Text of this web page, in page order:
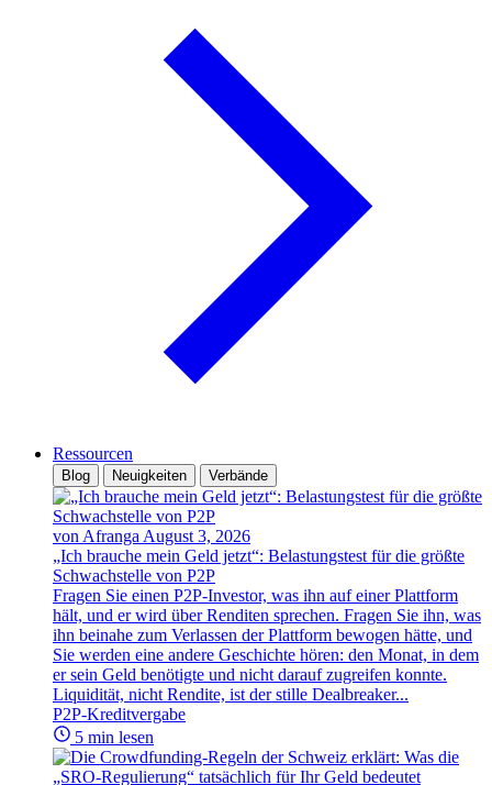
Ressourcen
Blog Neuigkeiten Verbände
von Afranga August 3, 2026
„Ich brauche mein Geld jetzt“: Belastungstest für die größte
Schwachstelle von P2P
Fragen Sie einen P2P-Investor, was ihn auf einer Plattform
hält, und er wird über Renditen sprechen. Fragen Sie ihn, was
ihn beinahe zum Verlassen der Plattform bewogen hätte, und
Sie werden eine andere Geschichte hören: den Monat, in dem
er sein Geld benötigte und nicht darauf zugreifen konnte.
Liquidität, nicht Rendite, ist der stille Dealbreaker...
P2P-Kreditvergabe
5 min lesen